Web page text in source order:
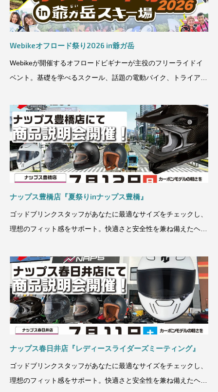
Webikeオフロード祭り2026 in爺ガ岳
Webikeが開催するオフロードビギナーが主役のフリーライドイ
ベント。基礎を学べるスクール、話題の電動バイク、トライアル
ナップス豊橋店『夏祭りinナップス豊橋』
ゴッドブリンクスタッフがあなたに最適なサイズをチェックし、
理想のフィット感をサポート。快適さと安全性を兼ね備えたヘル
ナップス春日井店『レディースライダーズミーティング』
ゴッドブリンクスタッフがあなたに最適なサイズをチェックし、
理想のフィット感をサポート。快適さと安全性を兼ね備えたヘル